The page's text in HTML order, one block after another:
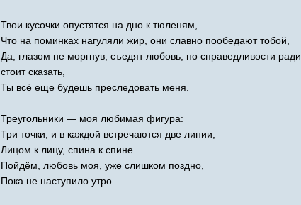
Твои кусочки опустятся на дно к тюленям,
Что на поминках нагуляли жир, они славно пообедают тобой,
Да, глазом не моргнув, съедят любовь, но справедливости ради
стоит сказать,
Ты всё еще будешь преследовать меня.
Треугольники — моя любимая фигура:
Три точки, и в каждой встречаются две линии,
Лицом к лицу, спина к спине.
Пойдём, любовь моя, уже слишком поздно,
Пока не наступило утро...